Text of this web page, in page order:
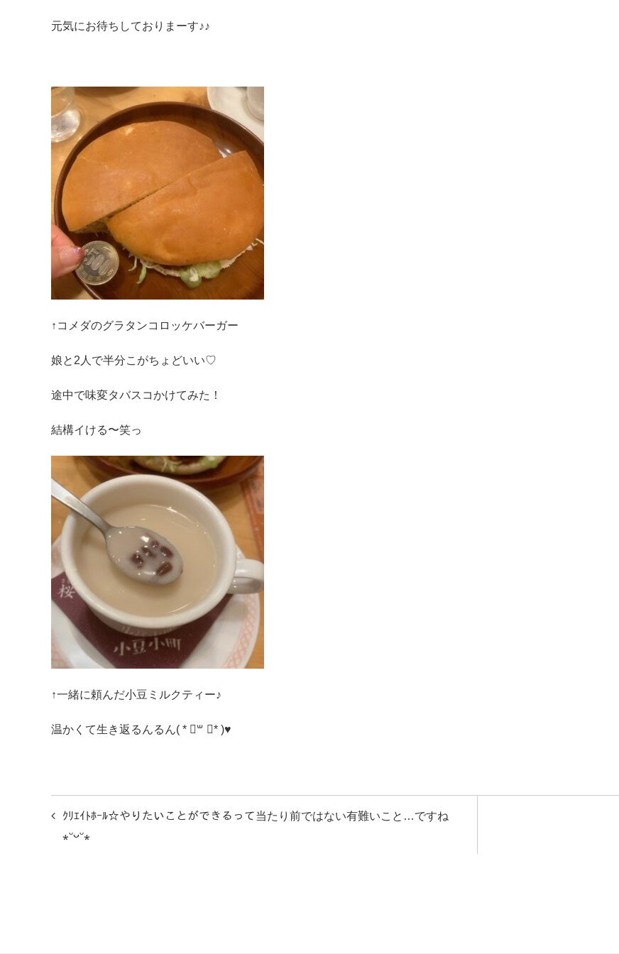
元気にお待ちしておりまーす♪♪
↑コメダのグラタンコロッケバーガー
娘と2人で半分こがちょどいい♡
途中で味変タバスコかけてみた！
結構イける〜笑っ
↑一緒に頼んだ小豆ミルクティー♪
温かくて生き返るんるん( * ॑꒳ ॑* )♥
投
稿
ｸﾘｴｲﾄﾎｰﾙ☆やりたいことができるって当たり前ではない有難いこと…ですね
⁎ᵕᴗᵕ⁎